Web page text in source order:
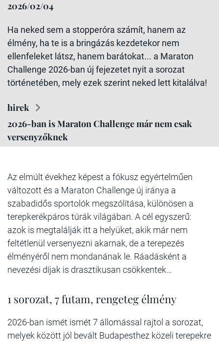
2026/02/04
Ha neked sem a stopperóra számít, hanem az
élmény, ha te is a bringázás kezdetekor nem
ellenfeleket látsz, hanem barátokat... a Maraton
Challenge 2026-ban új fejezetet nyit a sorozat
történetében, mely ezek szerint neked lett kitalálva!
hirek
2026-ban is Maraton Challenge már nem csak
versenyzőknek
Az elmúlt évekhez képest a fókusz egyértelműen
változott és a Maraton Challenge új iránya a
szabadidős sportolók megszólítása, különösen a
terepkerékpáros túrák világában. A cél egyszerű:
azok is megtalálják itt a helyüket, akik már nem
feltétlenül versenyezni akarnak, de a terepezés
élményéről nem mondanának le. Ráadásként a
nevezési díjak is drasztikusan csökkentek…
1 sorozat, 7 futam, rengeteg élmény
2026-ban ismét ismét 7 állomással rajtol a sorozat,
melyek között jól bevált Budapesthez közeli terepekre